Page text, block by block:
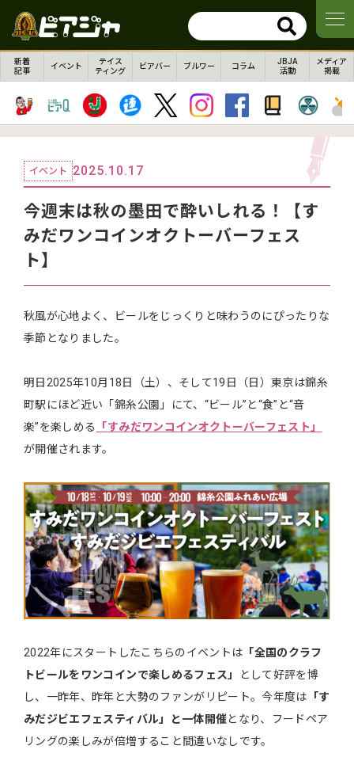
新着
記事
イベント
テイス
ティング
ビアバー ブルワー コラム
JBJA
活動
メディア
掲載
イベント 2025.10.17
今週末は秋の墨田で酔いしれる！【す
みだワンコインオクトーバーフェス
ト】
秋風が心地よく、ビールをじっくりと味わうのにぴったりな
季節となりました。
明日2025年10月18日（土）、そして19日（日）東京は錦糸
町駅にほど近い「錦糸公園」にて、“ビール”と“食”と“音
楽”を楽しめる
「すみだワンコインオクトーバーフェスト」
が開催されます。
2022年にスタートしたこちらのイベントは 「全国のクラフ
トビールをワンコインで楽しめるフェス」
として好評を博
し、一昨年、昨年と大勢のファンがリピート。今年度は 「す
みだジビエフェスティバル」と一体開催となり、フードペア
リングの楽しみが倍増すること間違いなしです。